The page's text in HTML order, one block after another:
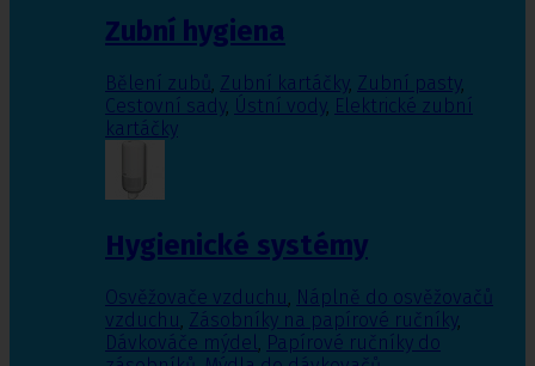
Zubní hygiena
Bělení zubů, Zubní kartáčky, Zubní pasty,
Cestovní sady, Ústní vody, Elektrické zubní
kartáčky
Hygienické systémy
Osvěžovače vzduchu, Náplně do osvěžovačů
vzduchu, Zásobníky na papírové ručníky,
Dávkováče mýdel, Papírové ručníky do